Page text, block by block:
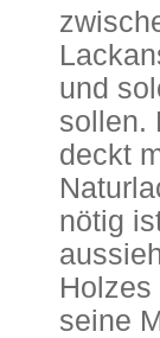
und
sollen.
deckt
nötig
seine